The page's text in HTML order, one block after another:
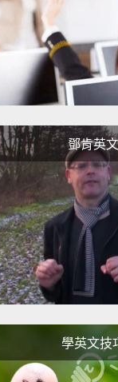
故事吧。
faces on turnips
for the good
to be the new
上刻上臉的圖樣
，愛爾蘭移民進
的新選擇!
one!
鄧肯英文
學英文技